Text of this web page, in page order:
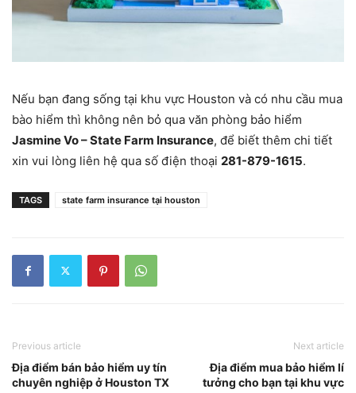
Nếu bạn đang sống tại khu vực Houston và có nhu cầu mua
bào hiểm thì không nên bỏ qua văn phòng bảo hiểm
Jasmine Vo – State Farm Insurance, để biết thêm chi tiết
xin vui lòng liên hệ qua số điện thoại 281-879-1615.
TAGS state farm insurance tại houston
Previous article
Địa điểm bán bảo hiểm uy tín
chuyên nghiệp ở Houston TX
Next article
Địa điểm mua bảo hiểm lí
tưởng cho bạn tại khu vực